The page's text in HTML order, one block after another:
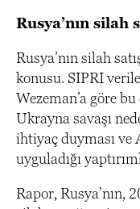
Rusya’nın silah
Rusya’nın silah
konusu. SIPRI
Wezeman’a göre
Ukrayna savaşı
ihtiyaç duyması
uyguladığı
Rapor, Rusya’nın,